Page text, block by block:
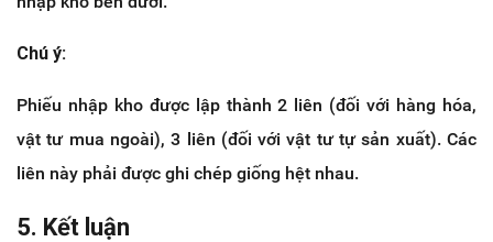
Chú ý:
Phiếu nhập kho được lập thành 2 liên (đối với hàng hóa,
vật tư mua ngoài), 3 liên (đối với vật tư tự sản xuất). Các
liên này phải được ghi chép giống hệt nhau.
5. Kết luận